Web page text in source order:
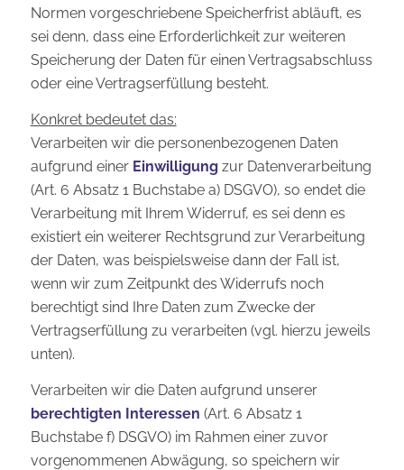
Normen vorgeschriebene Speicherfrist abläuft, es
sei denn, dass eine Erforderlichkeit zur weiteren
Speicherung der Daten für einen Vertragsabschluss
oder eine Vertragserfüllung besteht.
Konkret bedeutet das:
Verarbeiten wir die personenbezogenen Daten
aufgrund einer Einwilligungzur Datenverarbeitung
(Art. 6 Absatz 1 Buchstabe a) DSGVO), so endet die
Verarbeitung mit Ihrem Widerruf, es sei denn es
existiert ein weiterer Rechtsgrund zur Verarbeitung
der Daten, was beispielsweise dann der Fall ist,
wenn wir zum Zeitpunkt des Widerrufs noch
berechtigt sind Ihre Daten zum Zwecke der
Vertragserfüllung zu verarbeiten (vgl. hierzu jeweils
unten).
Verarbeiten wir die Daten aufgrund unserer
berechtigten Interessen (Art. 6 Absatz 1
Buchstabe f) DSGVO) im Rahmen einer zuvor
vorgenommenen Abwägung, so speichern wir